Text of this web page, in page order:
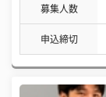
募集人数
申込締切